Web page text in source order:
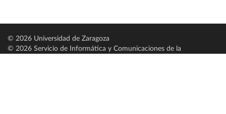
© 2026 Universidad de Zaragoza
© 2026 Servicio de Informática y Comunicaciones de la